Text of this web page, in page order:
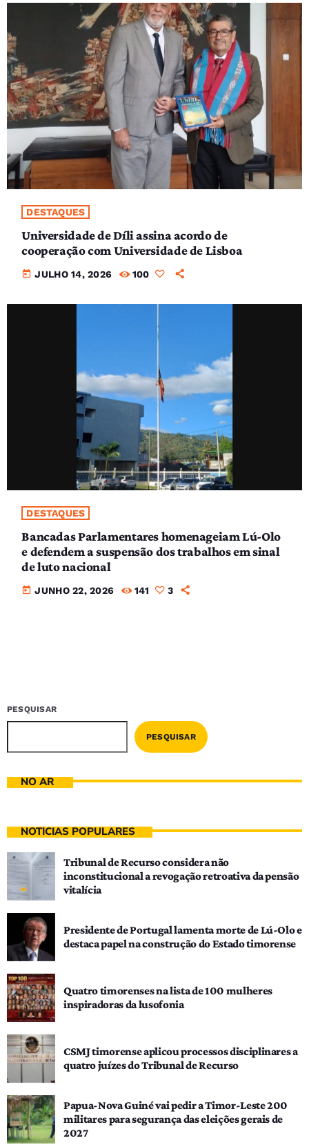
DESTAQUES
Universidade de Díli assina acordo de
cooperação com Universidade de Lisboa
today JULHO 14, 2026 100
DESTAQUES
Bancadas Parlamentares homenageiam Lú-Olo
e defendem a suspensão dos trabalhos em sinal
de luto nacional
today JUNHO 22, 2026 141 3
PESQUISAR
PESQUISAR
NO AR
NOTÍCIAS POPULARES
Tribunal de Recurso considera não
inconstitucional a revogação retroativa da pensão
vitalícia
Presidente de Portugal lamenta morte de Lú-Olo e
destaca papel na construção do Estado timorense
Quatro timorenses na lista de 100 mulheres
inspiradoras da lusofonia
CSMJ timorense aplicou processos disciplinares a
quatro juízes do Tribunal de Recurso
Papua-Nova Guiné vai pedir a Timor-Leste 200
militares para segurança das eleições gerais de
2027